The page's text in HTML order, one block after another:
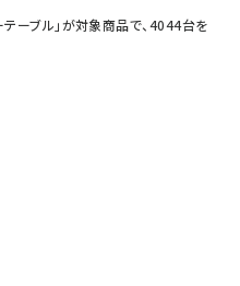
ーブル」が対象商品で、4044台を